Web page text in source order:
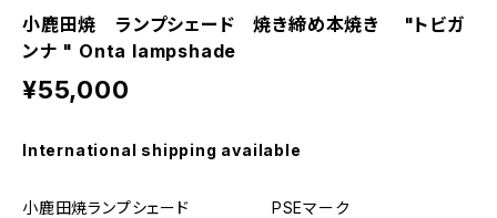
小鹿田焼 ランプシェード 焼き締め本焼き "トビガ
ンナ " Onta lampshade
¥55,000
International shipping available
小鹿田焼ランプシェード PSEマーク